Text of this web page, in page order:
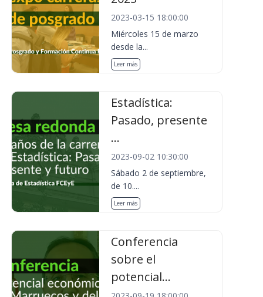
2023-03-15 18:00:00
Miércoles 15 de marzo
desde la...
Leer más
Estadística:
Pasado, presente
...
2023-09-02 10:30:00
Sábado 2 de septiembre,
de 10....
Leer más
Conferencia
sobre el
potencial...